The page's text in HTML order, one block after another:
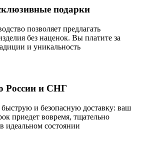
подарки
позволяет предлагать
без наценок. Вы платите за
и уникальность
России и СНГ
и безопасную доставку: ваш
приедет вовремя, тщательно
идеальном состоянии